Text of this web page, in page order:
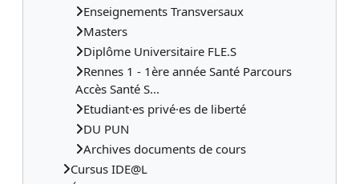
Enseignements Transversaux
Masters
Diplôme Universitaire FLE.S
Rennes 1 - 1ère année Santé Parcours
Accès Santé S...
Etudiant·es privé·es de liberté
DU PUN
Archives documents de cours
Cursus IDE@L